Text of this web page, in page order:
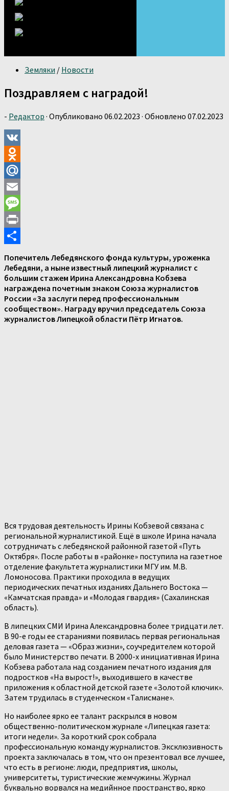
Земляки / Новости
Поздравляем с наградой!
- Редактор · Опубликовано 06.02.2023 · Обновлено 07.02.2023
VK
Odnoklassniki
Mail.Ru
Email
Message
Print
Попечитель Лебедянского фонда культуры, уроженка
Лебедяни, а ныне известный липецкий журналист с
большим стажем Ирина Александровна Кобзева
награждена почетным знаком Союза журналистов
России «За заслуги перед профессиональным
сообществом». Награду вручил председатель Союза
журналистов Липецкой области Пётр Игнатов.
Вся трудовая деятельность Ирины Кобзевой связана с
региональной журналистикой. Ещё в школе Ирина начала
сотрудничать с лебедянской районной газетой «Путь
Октября». После работы в «районке» поступила на газетное
отделение факультета журналистики МГУ им. М.В.
Ломоносова. Практики проходила в ведущих
периодических печатных изданиях Дальнего Востока —
«Камчатская правда» и «Молодая гвардия» (Сахалинская
область).
В липецких СМИ Ирина Александровна более тридцати лет.
В 90-е годы ее стараниями появилась первая региональная
деловая газета — «Образ жизни», соучредителем которой
было Министерство печати. В 2000-х инициативная Ирина
Кобзева работала над созданием печатного издания для
подростков «На вырост!», выходившего в качестве
приложения к областной детской газете «Золотой ключик».
Затем трудилась в студенческом «Талисмане».
Но наиболее ярко ее талант раскрылся в новом
общественно-политическом журнале «Липецкая газета:
итоги недели». За короткий срок собрала
профессиональную команду журналистов. Эксклюзивность
проекта заключалась в том, что он презентовал все лучшее,
что есть в регионе: люди, предприятия, школы,
университеты, туристические жемчужины. Журнал
буквально ворвался на медийнное пространство, ярко